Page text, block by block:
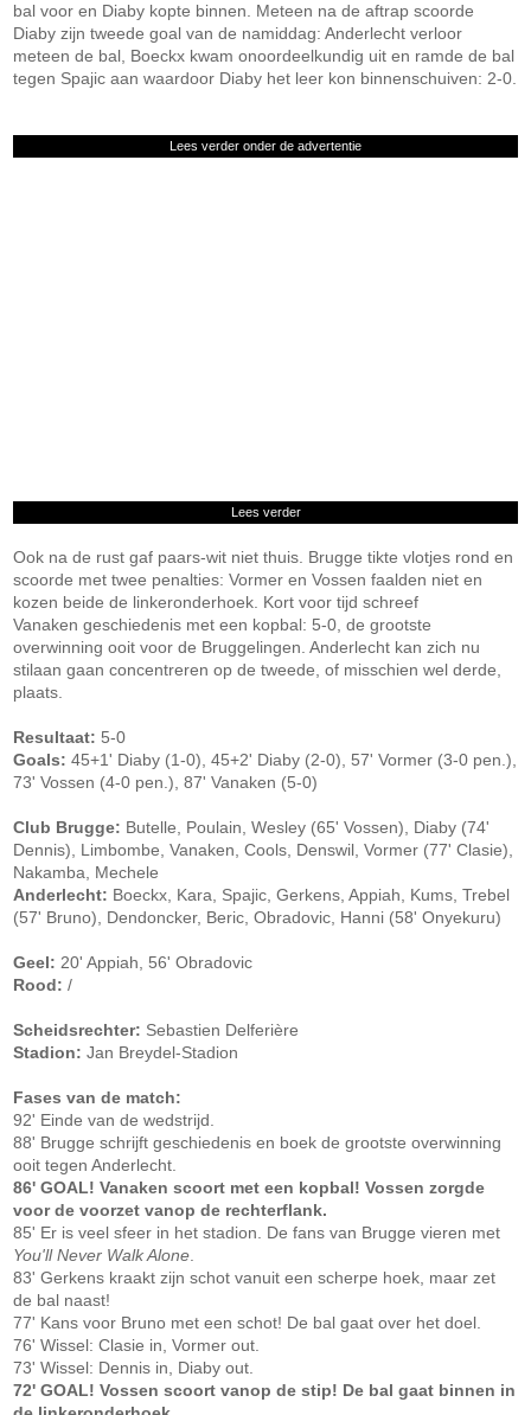
bal voor en Diaby kopte binnen. Meteen na de aftrap scoorde
Diaby zijn tweede goal van de namiddag: Anderlecht verloor
meteen de bal, Boeckx kwam onoordeelkundig uit en ramde de bal
tegen Spajic aan waardoor Diaby het leer kon binnenschuiven: 2-0.
Lees verder onder de advertentie
Lees verder
Ook na de rust gaf paars-wit niet thuis. Brugge tikte vlotjes rond en
scoorde met twee penalties: Vormer en Vossen faalden niet en
kozen beide de linkeronderhoek. Kort voor tijd schreef
Vanaken geschiedenis met een kopbal: 5-0, de grootste
overwinning ooit voor de Bruggelingen. Anderlecht kan zich nu
stilaan gaan concentreren op de tweede, of misschien wel derde,
plaats.
Resultaat: 5-0
Goals: 45+1' Diaby (1-0), 45+2' Diaby (2-0), 57' Vormer (3-0 pen.),
73' Vossen (4-0 pen.), 87' Vanaken (5-0)
Club Brugge: Butelle, Poulain, Wesley (65' Vossen), Diaby (74'
Dennis), Limbombe, Vanaken, Cools, Denswil, Vormer (77' Clasie),
Nakamba, Mechele
Anderlecht: Boeckx, Kara, Spajic, Gerkens, Appiah, Kums, Trebel
(57' Bruno), Dendoncker, Beric, Obradovic, Hanni (58' Onyekuru)
Geel: 20' Appiah, 56' Obradovic
Rood: /
Scheidsrechter: Sebastien Delferière
Stadion: Jan Breydel-Stadion
Fases van de match:
92' Einde van de wedstrijd.
88' Brugge schrijft geschiedenis en boek de grootste overwinning
ooit tegen Anderlecht.
86' GOAL! Vanaken scoort met een kopbal! Vossen zorgde
voor de voorzet vanop de rechterflank.
85' Er is veel sfeer in het stadion. De fans van Brugge vieren met
You'll Never Walk Alone
83' Gerkens kraakt zijn schot vanuit een scherpe hoek, maar zet
de bal naast!
77' Kans voor Bruno met een schot! De bal gaat over het doel.
76' Wissel: Clasie in, Vormer out.
73' Wissel: Dennis in, Diaby out.
72' GOAL! Vossen scoort vanop de stip! De bal gaat binnen in